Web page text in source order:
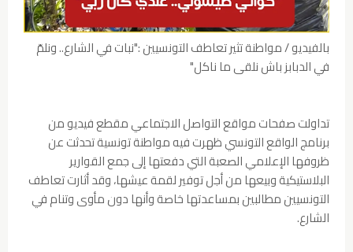
بالفيديو / مواطنة تثير تعاطف التونسيين :"نبات في الشارع.. ونلمّ
في الدبابز باش نلقى ما ناكل"
تداولت صفحات مواقع التواصل الاجتماعي مقطع فيديو من
برنامج الواقع التونسي ظهرت فيه مواطنة تونسية تحدثت عن
ظروفها الإعلامي الصعبة التي دفعتها إلى جمع القوارير
البلاستيكية وبيعها من أجل توفير لقمة عيشها، وقد أثارت تعاطف
التونسيين مطالبين بمساعدتها خاصة وأنها دون مأوى وتنام في
الشارع.